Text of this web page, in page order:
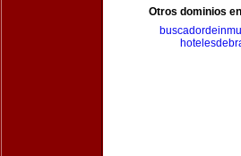
Otros dominios